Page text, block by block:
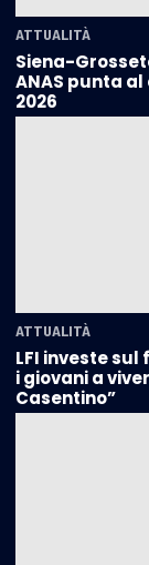
ATTUALITÀ
Siena-
ANAS punta
2026
ATTUALITÀ
LFI investe
i giovani a
Casentino”